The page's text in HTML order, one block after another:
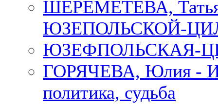
ШЕРЕМЕТЕВА,
ЮЗЕПОЛЬСКОЙ-
ЮЗЕФПОЛЬСКАЯ-
ГОРЯЧЕВА, Юлия -
политика, судьба